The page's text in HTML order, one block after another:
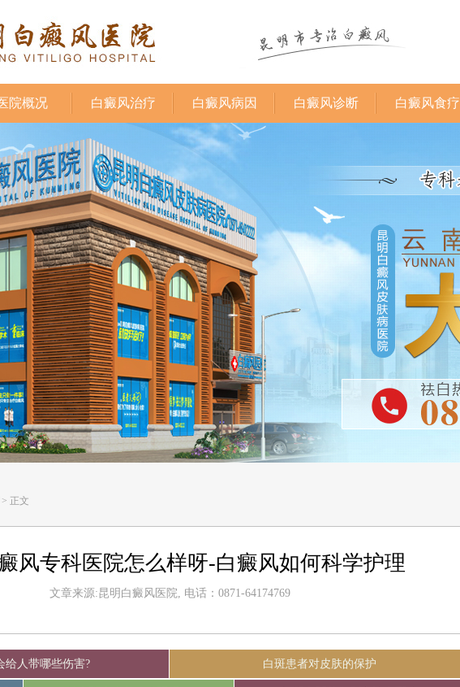
院概况 白癜风治疗 白癜风病因 白癜风诊断 白癜风食疗
> 正文
风专科医院怎么样呀-白癜风如何科学护理
文章来源:昆明白癜风医院, 电话：0871-64174769
给人带哪些伤害? 白斑患者对皮肤的保护